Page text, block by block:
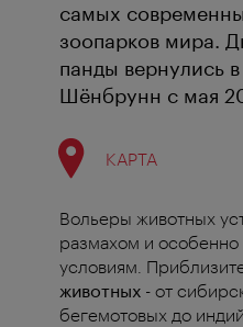
самых
зоопарков мира.
панды вернулись
Шёнбрунн с мая
КАРТА
Вольеры животных
размахом и
условиям.
животных - от
бегемотовых до